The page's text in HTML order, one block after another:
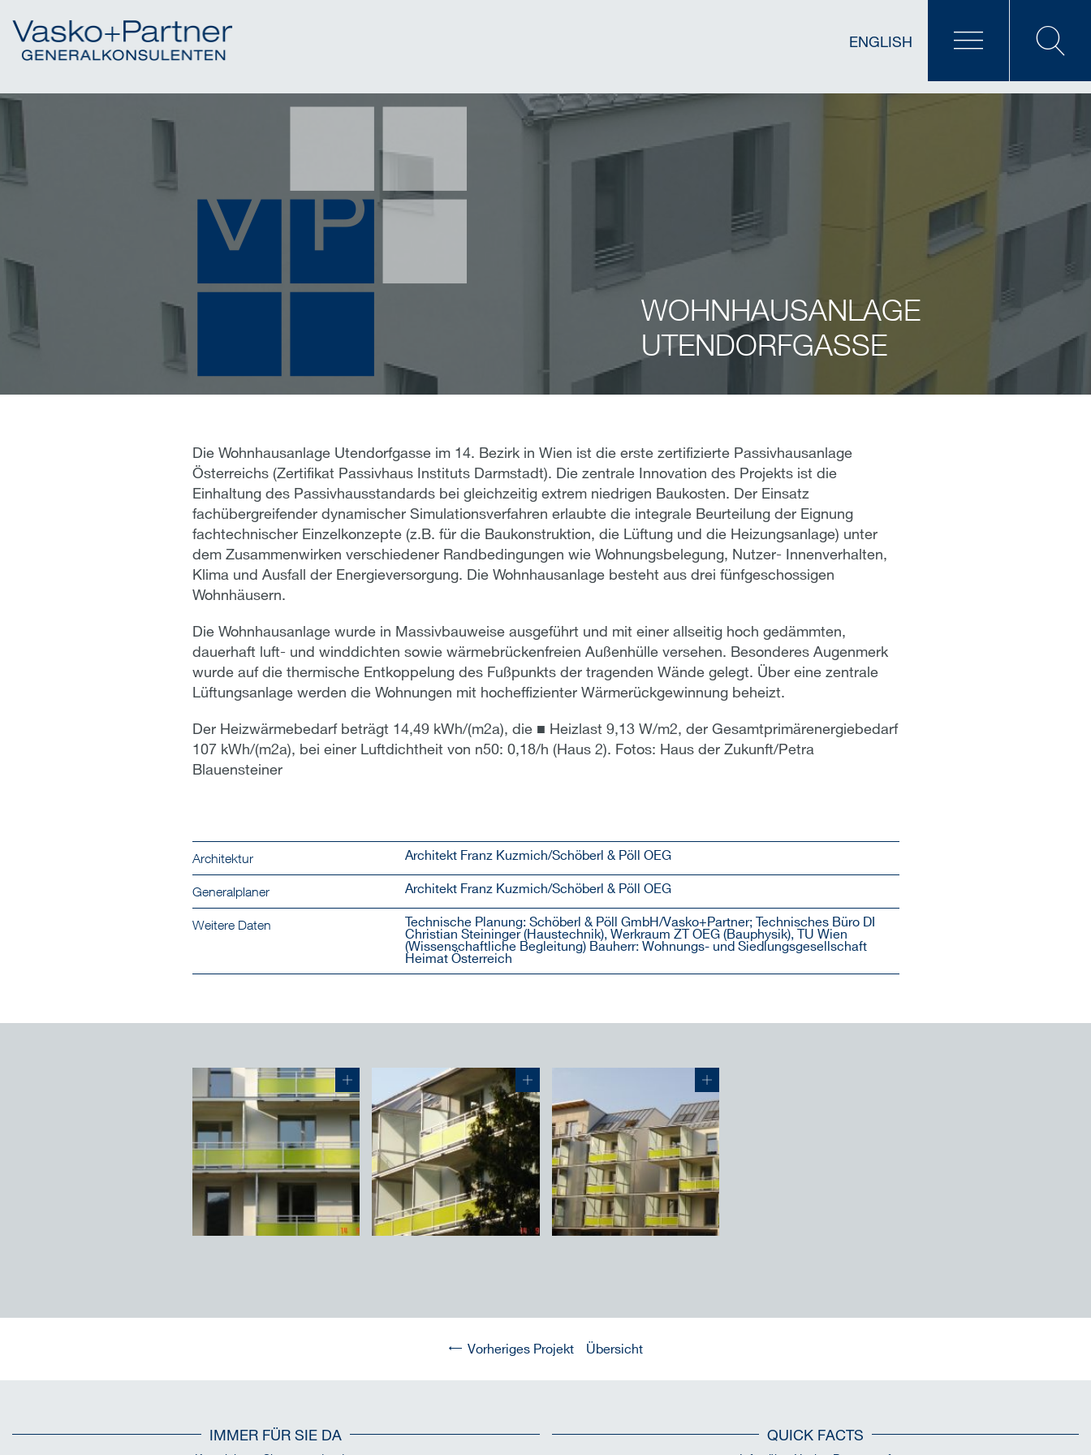
ENGLISH
WOHNHAUSANLAGE
UTENDORFGASSE
Die Wohnhausanlage Utendorfgasse im 14. Bezirk in Wien ist die erste zertifizierte Passivhausanlage
Österreichs (Zertifikat Passivhaus Instituts Darmstadt). Die zentrale Innovation des Projekts ist die
Einhaltung des Passivhausstandards bei gleichzeitig extrem niedrigen Baukosten. Der Einsatz
fachübergreifender dynamischer Simulationsverfahren erlaubte die integrale Beurteilung der Eignung
fachtechnischer Einzelkonzepte (z.B. für die Baukonstruktion, die Lüftung und die Heizungsanlage) unter
dem Zusammenwirken verschiedener Randbedingungen wie Wohnungsbelegung, Nutzer- Innenverhalten,
Klima und Ausfall der Energieversorgung. Die Wohnhausanlage besteht aus drei fünfgeschossigen
Wohnhäusern.
Die Wohnhausanlage wurde in Massivbauweise ausgeführt und mit einer allseitig hoch gedämmten,
dauerhaft luft- und winddichten sowie wärmebrückenfreien Außenhülle versehen. Besonderes Augenmerk
wurde auf die thermische Entkoppelung des Fußpunkts der tragenden Wände gelegt. Über eine zentrale
Lüftungsanlage werden die Wohnungen mit hocheffizienter Wärmerückgewinnung beheizt.
Der Heizwärmebedarf beträgt 14,49 kWh/(m2a), die ■ Heizlast 9,13 W/m2, der Gesamtprimärenergiebedarf
107 kWh/(m2a), bei einer Luftdichtheit von n50: 0,18/h (Haus 2). Fotos: Haus der Zukunft/Petra
Blauensteiner
Architektur Architekt Franz Kuzmich/Schöberl & Pöll OEG
Generalplaner Architekt Franz Kuzmich/Schöberl & Pöll OEG
Weitere Daten
Technische Planung: Schöberl & Pöll GmbH/Vasko+Partner; Technisches Büro DI
Christian Steininger (Haustechnik), Werkraum ZT OEG (Bauphysik), TU Wien
(Wissenschaftliche Begleitung) Bauherr: Wohnungs- und Siedlungsgesellschaft
Heimat Österreich
Vorheriges Projekt Übersicht
IMMER FÜR SIE DA QUICK FACTS